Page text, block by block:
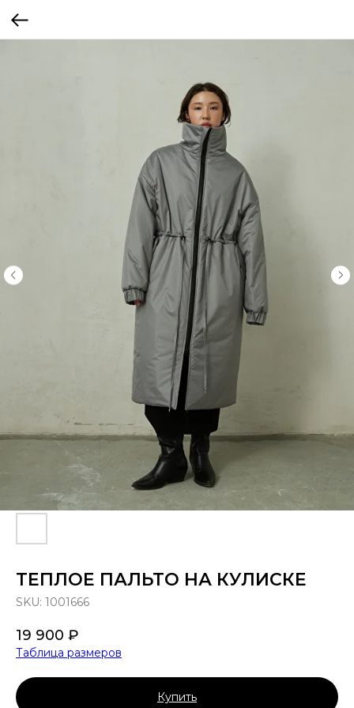
ТЕПЛОЕ ПАЛЬТО НА КУЛИСКЕ
SKU: 1001666
19 900 ₽
Таблица размеров
Купить